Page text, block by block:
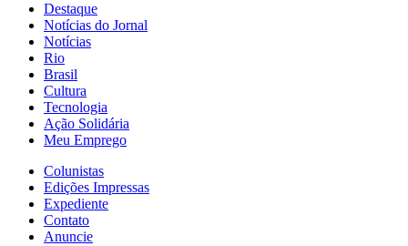
Destaque
Notícias do Jornal
Notícias
Rio
Brasil
Cultura
Tecnologia
Ação Solidária
Meu Emprego
Colunistas
Edições Impressas
Expediente
Contato
Anuncie